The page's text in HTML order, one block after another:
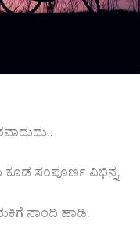
ಕೂಡ ಸಂಪೂರ್ಣ ವಿಭಿನ್ನ.
ನಾಂದಿ ಹಾಡಿ.